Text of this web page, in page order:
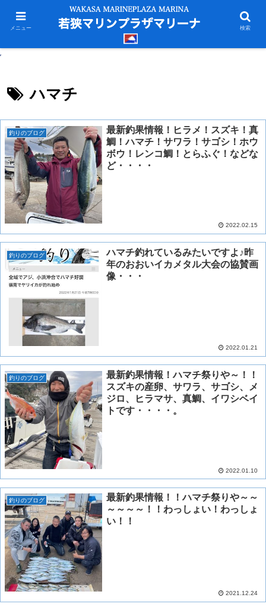
ハマチ
釣りのブログ
最新釣果情報！ヒラメ！スズキ！真
鯛！ハマチ！サワラ！サゴシ！ホウ
ボウ！レンコ鯛！とらふぐ！などな
ど・・・・
2022.02.15
釣りのブログ
ハマチ釣れているみたいですよ♪昨
年のおおいイカメタル大会の協賛画
像・・・
2022.01.21
釣りのブログ
最新釣果情報！ハマチ祭りや～！！
スズキの産卵、サワラ、サゴシ、メ
ジロ、ヒラマサ、真鯛、イワシベイ
トです・・・・。
2022.01.10
釣りのブログ
最新釣果情報！！ハマチ祭りや～～
～～～～！！わっしょい！わっしょ
い！！
2021.12.24
メニュー 検索